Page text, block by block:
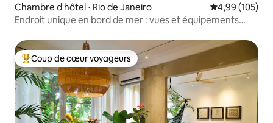
Chambre d'hôtel ⋅ Rio de Janeiro Évaluation
4,99 (105)
Endroit unique en bord de mer : vues et équipements
Coups de cœur voyageurs les plus appréciés
Coup de cœur voyageurs